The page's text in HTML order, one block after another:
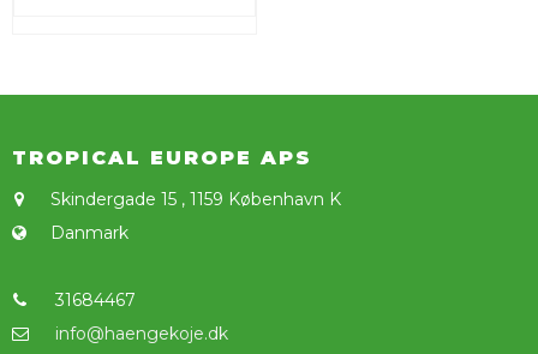
TROPICAL EUROPE APS
Skindergade 15 , 1159 København K
Danmark
31684467
info@haengekoje.dk